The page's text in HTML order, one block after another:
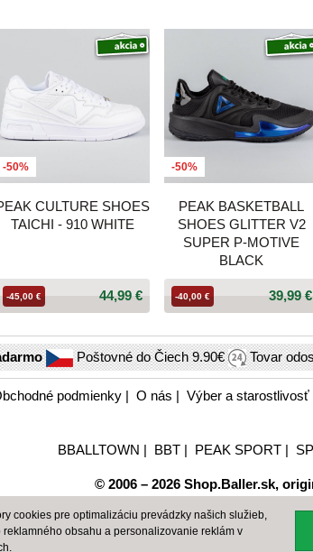
-50%
CULTURE SHOES
TAICHI - 910 WHITE
44,99 €
-45,00 €
-50%
PEAK BASKETBALL
SHOES GLITTER V2
SUPER P-MOTIVE
BLACK
39,99 €
-40,00 €
Poštovné do Čiech9.90€ Tovar
podmienky| O nás | Výber a starostlivosť
BBALLTOWN | BBT| PEAK SPORT|
© 2006 – 2026 Shop.Baller.sk,
cookies pre optimalizáciu prevádzky našich služieb,
obsahu a personalizovanie reklám v
.